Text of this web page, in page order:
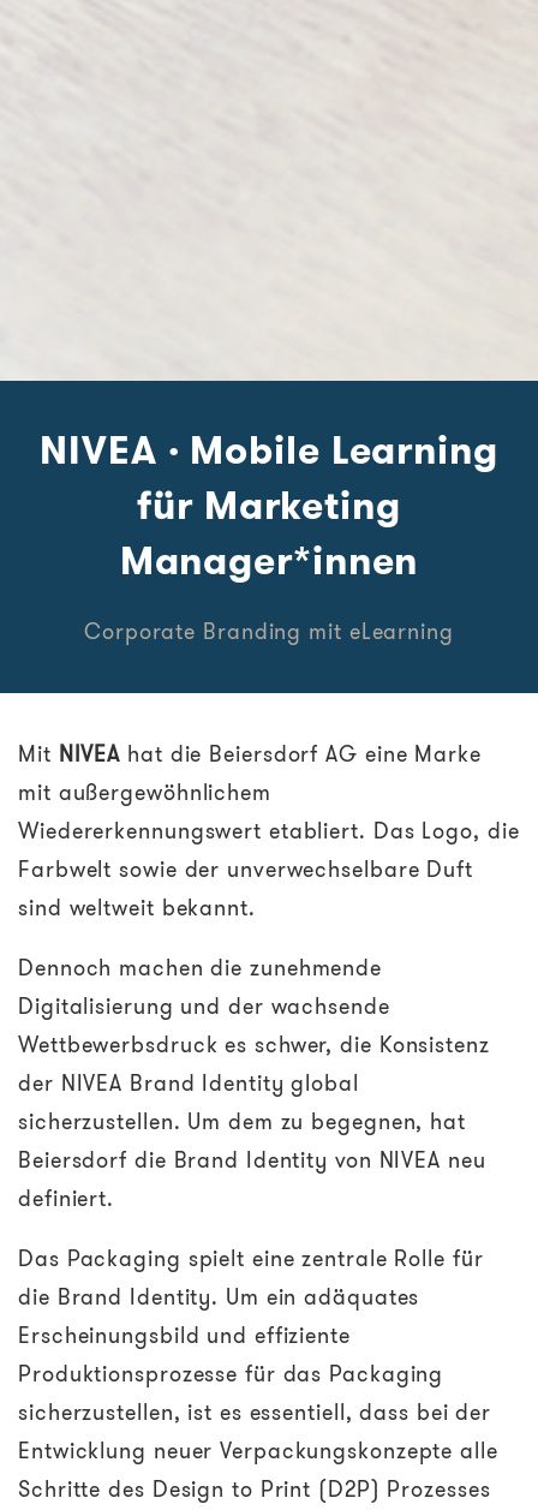
NIVEA · Mobile Learning
für Marketing
Manager*innen
Corporate Branding mit eLearning
Mit NIVEA hat die Beiersdorf AG eine Marke
mit außergewöhnlichem
Wiedererkennungswert etabliert. Das Logo, die
Farbwelt sowie der unverwechselbare Duft
sind weltweit bekannt.
Dennoch machen die zunehmende
Digitalisierung und der wachsende
Wettbewerbsdruck es schwer, die Konsistenz
der NIVEA Brand Identity global
sicherzustellen. Um dem zu begegnen, hat
Beiersdorf die Brand Identity von NIVEA neu
definiert.
Das Packaging spielt eine zentrale Rolle für
die Brand Identity. Um ein adäquates
Erscheinungsbild und effiziente
Produktionsprozesse für das Packaging
sicherzustellen, ist es essentiell, dass bei der
Entwicklung neuer Verpackungskonzepte alle
Schritte des Design to Print (D2P) Prozesses